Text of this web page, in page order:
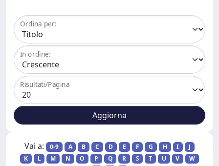
Ordina per:
In ordine:
Risultati/Pagina
Vai a: 0-9 A B C D E F G H I
J
K
L M N O P Q R S T U V
W